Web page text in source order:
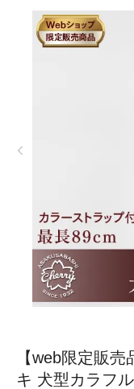
【web限定販
キ 犬型カラフ